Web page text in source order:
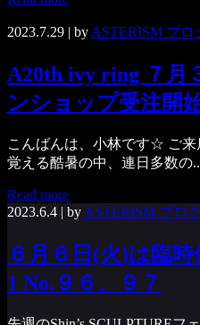
2023.7.29 | by ASTERISM ブロ
A20th ivy ring ７月
ンショップ受注開
こんばんは、小林です☆ ご
覚える酷暑の中、連日多数の
Read more
2023.6.4 | by ASTERISM ブロ
６月６日(火)は臨
1 No.９６、９７